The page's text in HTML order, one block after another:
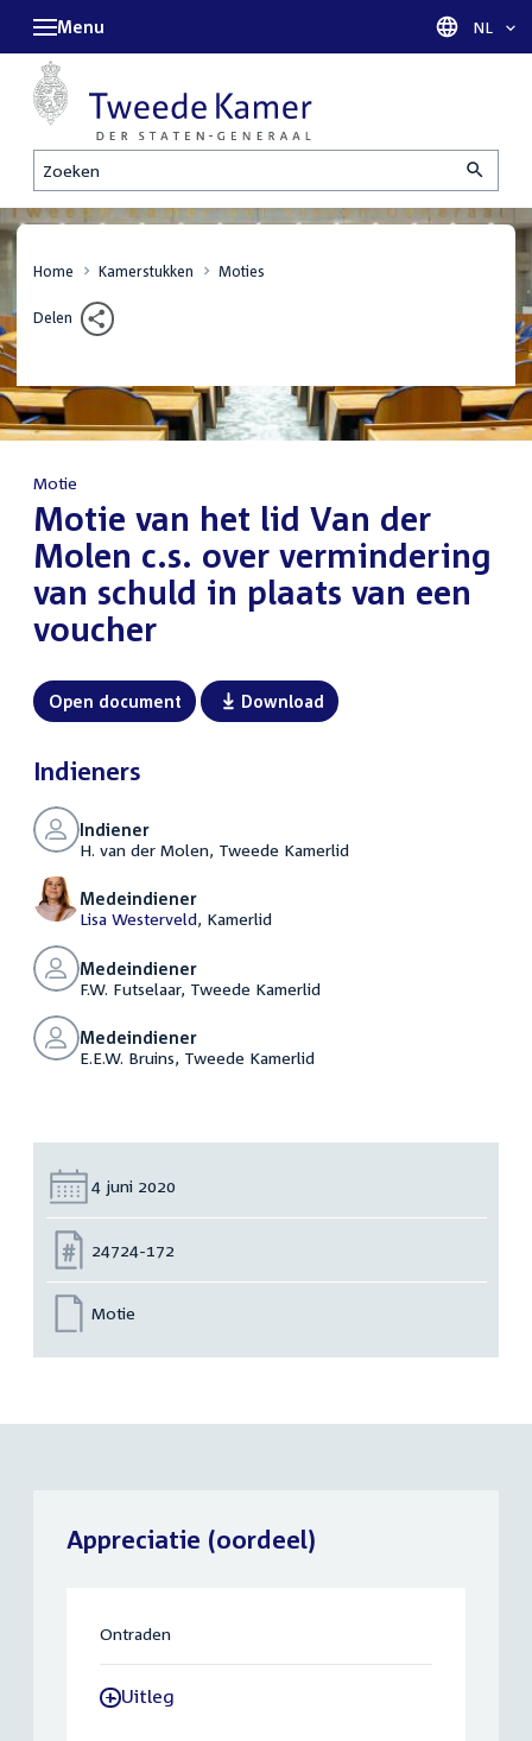
Zoeken
Menu Taal
NL
Home Kamerstukken Moties
Delen
Motie
:Motie van het lid Van der
Molen c.s. over vermindering
van schuld in plaats van een
voucher
Open document Download
Indieners
Indiener
H. van der Molen, Tweede Kamerlid
Medeindiener
Lisa Westerveld, Kamerlid
Medeindiener
F.W. Futselaar, Tweede Kamerlid
Medeindiener
E.E.W. Bruins, Tweede Kamerlid
Datum:
4 juni 2020
Nummer:
24724-172
Motie
Appreciatie (oordeel)
Ontraden
-Uitleg